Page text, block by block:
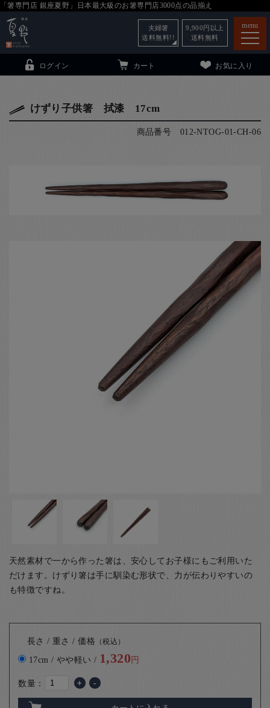
「箸専門店 銀座夏野」日本最大級のお箸専門店3000点の品揃え
menu
銀座夏野・箸長について
ログイン カート お気に入り
夫婦箸
送料無料!!
9,900 円以上
送料無料
けずり子供箸 拭漆 17cm
商品番号 012-NTOG-01-CH-06
天然素材で一から作った箸は、安心してお子様にもご利用いた
だけます。けずり箸は手に馴染む形状で、力が伝わりやすいの
も特徴ですね。
長さ / 重さ / 価格 （税込）
17cm / やや軽い / 1,320円
数量： + -